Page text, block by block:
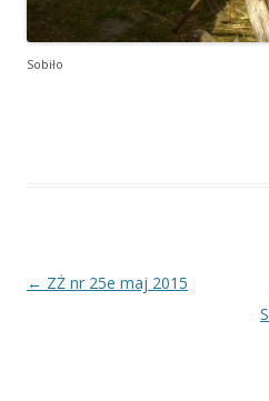
Sobiło
Nawigacja
← ZŻ nr 25e maj 2015